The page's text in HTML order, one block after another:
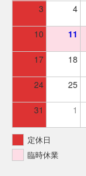
3 4
10 11
17 18
24 25
31 1
定休日
臨時休業